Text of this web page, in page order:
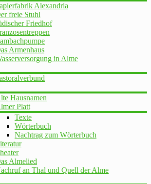
Alexandria
freie Stuhl
Friedhof
Armenhaus
in Alme
Hausnamen
Platt
Texte
Wörterbuch
Nachtrag zum Wörterbuch
Almelied
an Thal und Quell der Alme